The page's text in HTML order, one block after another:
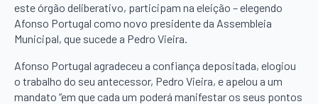
este órgão deliberativo, participam na eleição – elegendo
Afonso Portugal como novo presidente da Assembleia
Municipal, que sucede a Pedro Vieira.
Afonso Portugal agradeceu a confiança depositada, elogiou
o trabalho do seu antecessor, Pedro Vieira, e apelou a um
mandato “em que cada um poderá manifestar os seus pontos